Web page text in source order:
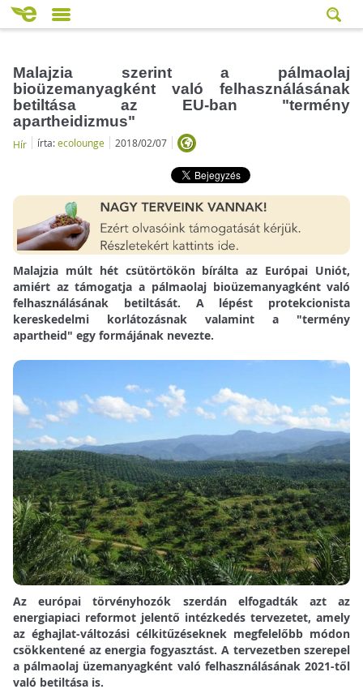
Malajzia szerint a pálmaolaj
bioüzemanyagként való felhasználásának
betiltása az EU-ban "termény
apartheidizmus"
Hír írta:ecolounge 2018/02/07
Malajzia múlt hét csütörtökön bírálta az Európai Uniót,
amiért az támogatja a pálmaolaj bioüzemanyagként való
felhasználásának betiltását. A lépést protekcionista
kereskedelmi korlátozásnak valamint a "termény
apartheid" egy formájának nevezte.
Az európai törvényhozók szerdán elfogadták azt az
energiapiaci reformot jelentő intézkedés tervezetet, amely
az éghajlat-változási célkitűzéseknek megfelelőbb módon
csökkentené az energia fogyasztást. A tervezetben szerepel
a pálmaolaj üzemanyagként való felhasználásának 2021-től
való betiltása is.